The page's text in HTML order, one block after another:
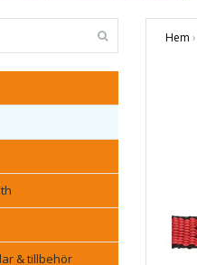
& tillbehör
Hem ›